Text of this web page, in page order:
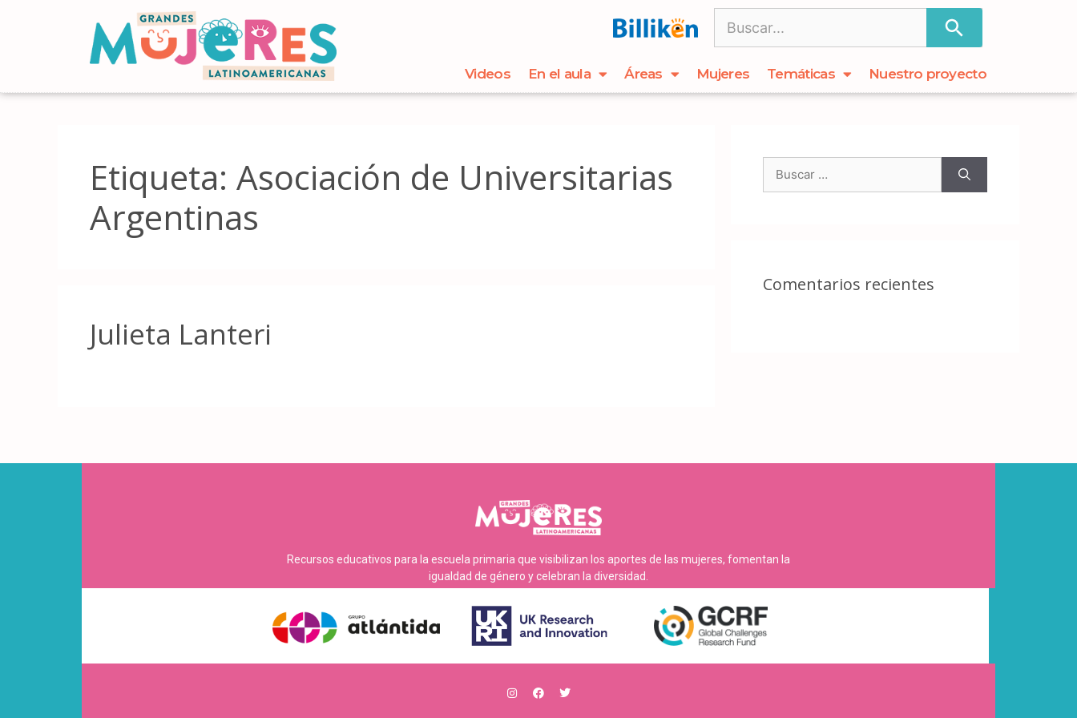
Videos En el aula Áreas Mujeres Temáticas Nuestro proyecto
Etiqueta: Asociación de Universitarias
Argentinas
Julieta Lanteri
Comentarios recientes
Recursos educativos para la escuela primaria que visibilizan los aportes de las mujeres, fomentan la
igualdad de género y celebran la diversidad.